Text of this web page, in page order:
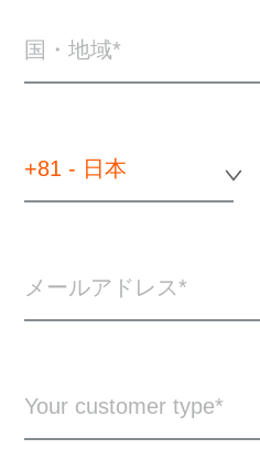
国・地域*
+81 - 日本
メールアドレス
Your customer type*